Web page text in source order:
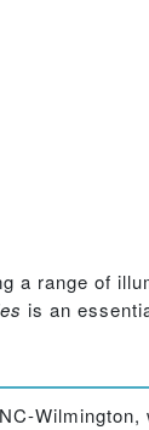
a range of
is an